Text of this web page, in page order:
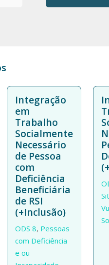
Integração
em
Trabalho
Socialmente
Necessário
de Pessoa
com
Deficiência
Beneficiária
de RSI
(+Inclusão)
ODS 8, Pessoas
com Deficiência
e ou